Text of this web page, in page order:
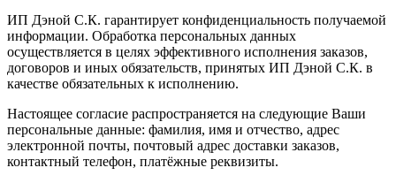
ИП Дэной С.К. гарантирует конфиденциальность получаемой
информации. Обработка персональных данных
осуществляется в целях эффективного исполнения заказов,
договоров и иных обязательств, принятых ИП Дэной С.К. в
качестве обязательных к исполнению.
Настоящее согласие распространяется на следующие Ваши
персональные данные: фамилия, имя и отчество, адрес
электронной почты, почтовый адрес доставки заказов,
контактный телефон, платёжные реквизиты.